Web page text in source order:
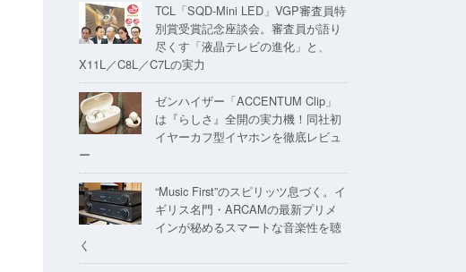
TCL「SQD-Mini LED」VGP審査員特
別賞受賞記念座談会。審査員が語り
尽くす「液晶テレビの進化」と、
X11L／C8L／C7Lの実力
ゼンハイザー「ACCENTUM Clip」
は『らしさ』全開の実力機！同社初
イヤーカフ型イヤホンを徹底レビュ
ー
“Music First”のスピリッツ息づく。イ
ギリス名門・ARCAMの最新プリメ
インが秘めるスマートな音楽性を聴
く